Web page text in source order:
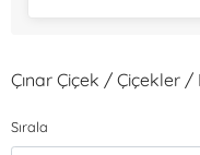
Çınar Çiçek / Çiçekler /
Sırala